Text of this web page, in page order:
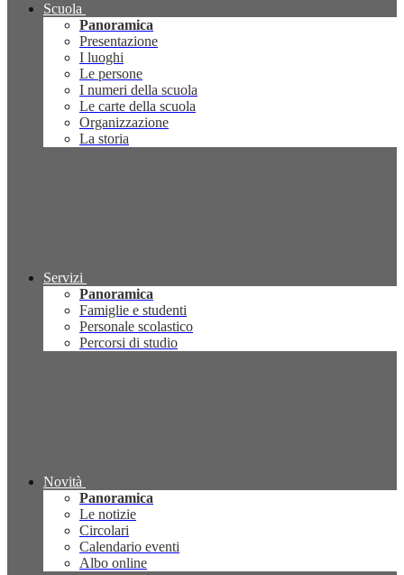
Scuola
Panoramica
Presentazione
I luoghi
Le persone
I numeri della scuola
Le carte della scuola
Organizzazione
La storia
Servizi
Panoramica
Famiglie e studenti
Personale scolastico
Percorsi di studio
Novità
Panoramica
Le notizie
Circolari
Calendario eventi
Albo online